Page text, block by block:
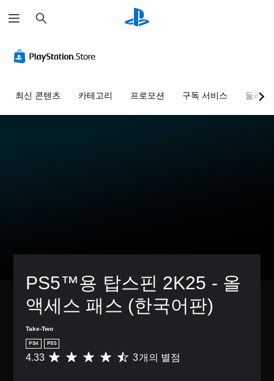
색
최신 콘텐츠 카테고리 프로모션 구독 서비스 둘러보
PS5™용 탑스핀 2K25 - 올
액세스 패스 (한국어판)
Take-Two
PS4 PS5
총
4.33 3개의 별점